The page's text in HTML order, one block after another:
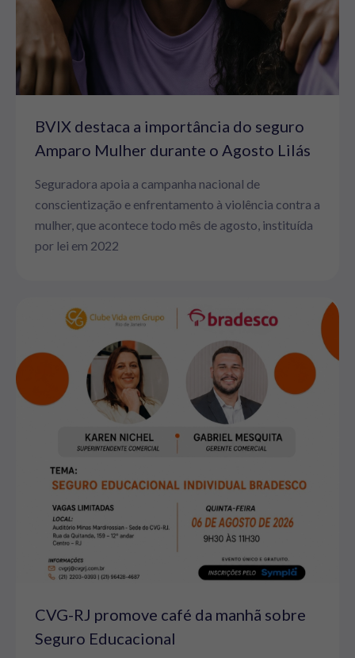
BVIX destaca a importância do seguro
Amparo Mulher durante o Agosto Lilás
Seguradora apoia a campanha nacional de
conscientização e enfrentamento à violência contra a
mulher, que acontece todo mês de agosto, instituída
por lei em 2022
CVG-RJ promove café da manhã sobre
Seguro Educacional